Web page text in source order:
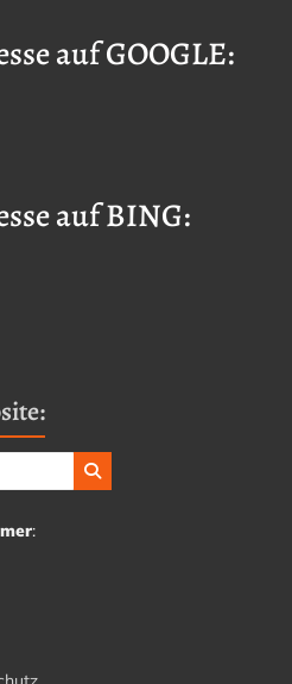
auf GOOGLE:
auf BING:
: